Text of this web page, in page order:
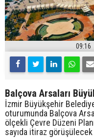
09:16
Balçova Arsaları
İzmir Büyükşehir
oturumunda Balçova
ölçekli Çevre Düzeni
sayıda itiraz görüşülecek